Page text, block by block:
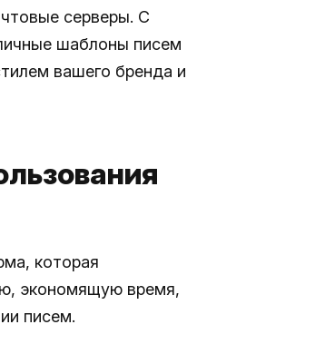
серверы. С
шаблоны писем
вашего бренда и
которая
экономящую время,
писем.